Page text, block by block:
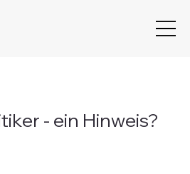
- ein Hinweis?